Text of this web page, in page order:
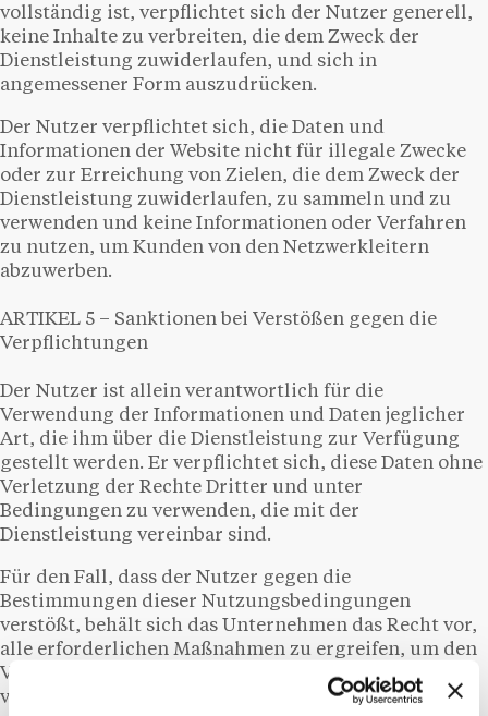
vollständig ist, verpflichtet sich der Nutzer generell,
keine Inhalte zu verbreiten, die dem Zweck der
Dienstleistung zuwiderlaufen, und sich in
angemessener Form auszudrücken.
Der Nutzer verpflichtet sich, die Daten und
Informationen der Website nicht für illegale Zwecke
oder zur Erreichung von Zielen, die dem Zweck der
Dienstleistung zuwiderlaufen, zu sammeln und zu
verwenden und keine Informationen oder Verfahren
zu nutzen, um Kunden von den Netzwerkleitern
abzuwerben.
ARTIKEL 5 – Sanktionen bei Verstößen gegen die
Verpflichtungen
Der Nutzer ist allein verantwortlich für die
Verwendung der Informationen und Daten jeglicher
Art, die ihm über die Dienstleistung zur Verfügung
gestellt werden. Er verpflichtet sich, diese Daten ohne
Verletzung der Rechte Dritter und unter
Bedingungen zu verwenden, die mit der
Dienstleistung vereinbar sind.
Für den Fall, dass der Nutzer gegen die
Bestimmungen dieser Nutzungsbedingungen
verstößt, behält sich das Unternehmen das Recht vor,
alle erforderlichen Maßnahmen zu ergreifen, um den
Verstoß zu unterbinden (Löschung der
veröffentlichten Inhalte, Löschung des Kontos usw.),